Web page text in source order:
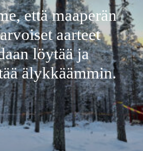
että maaperän
aarteet
löytää ja
älykkäämmin.